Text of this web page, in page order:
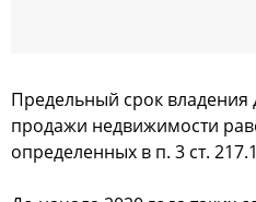
Предельный срок владения
продажи недвижимости
определенных в п. 3 ст.